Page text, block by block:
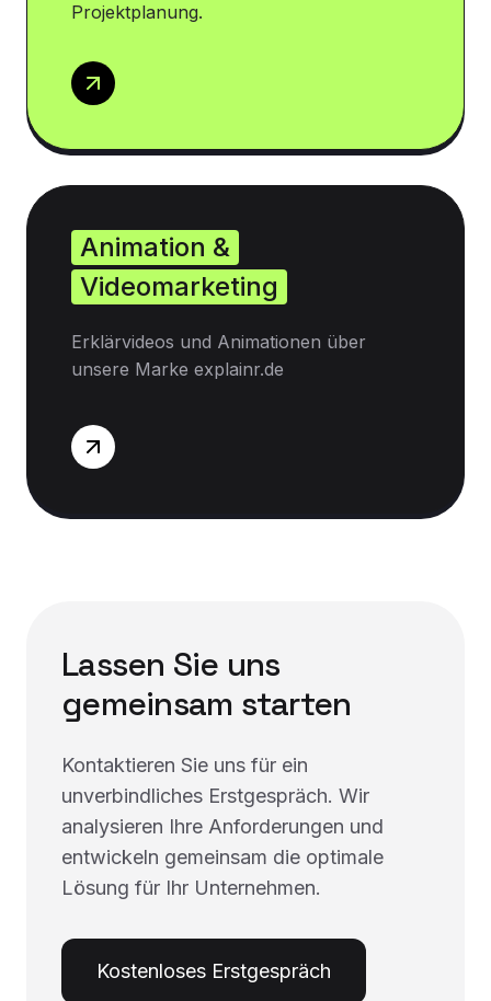
Projektplanung.
Animation &
Videomarketing
Erklärvideos und Animationen über
unsere Marke explainr.de
Lassen Sie uns
gemeinsam starten
Kontaktieren Sie uns für ein
unverbindliches Erstgespräch. Wir
analysieren Ihre Anforderungen und
entwickeln gemeinsam die optimale
Lösung für Ihr Unternehmen.
Kostenloses Erstgespräch